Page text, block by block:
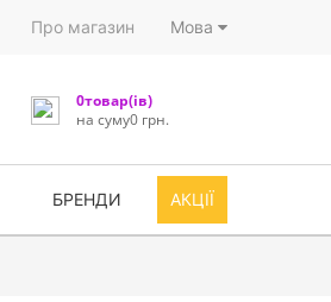
Про магазин Мова
0товар(ів)
на суму0 грн.
БРЕНДИ АКЦІЇ